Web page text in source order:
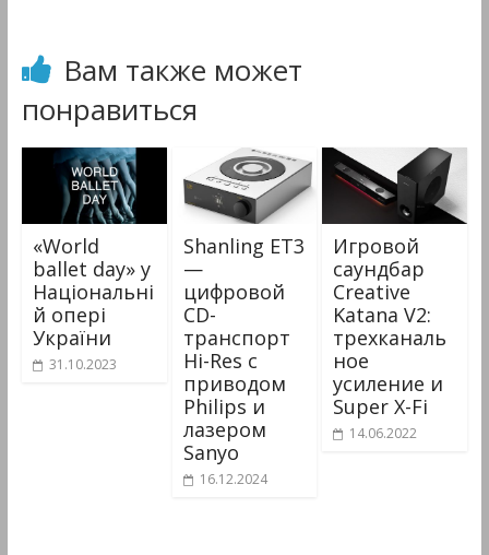
Вам также может
понравиться
«World
ballet day» у
Національні
й опері
України
31.10.2023
Shanling ET3
—
цифровой
CD-
транспорт
Hi-Res с
приводом
Philips и
лазером
Sanyo
16.12.2024
Игровой
саундбар
Creative
Katana V2:
трехканаль
ное
усиление и
Super X-Fi
14.06.2022